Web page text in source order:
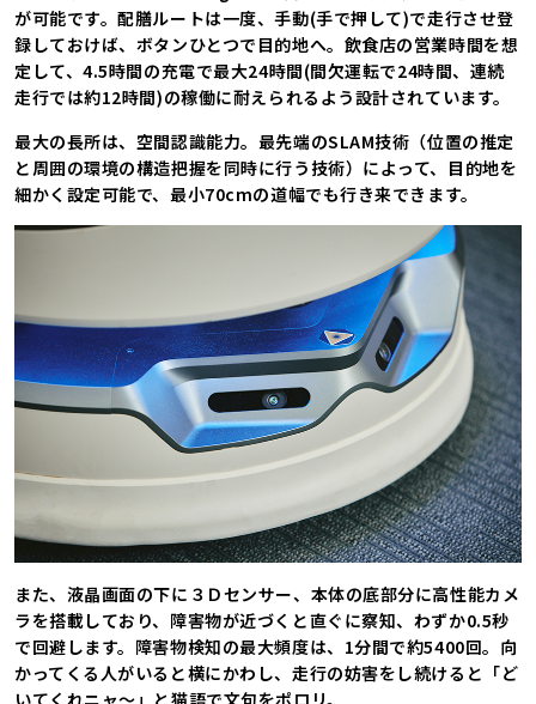
が可能です。配膳ルートは一度、手動(手で押して)で走行させ登
録しておけば、ボタンひとつで目的地へ。飲食店の営業時間を想
定して、4.5時間の充電で最大24時間(間欠運転で24時間、連続
走行では約12時間)の稼働に耐えられるよう設計されています。
最大の長所は、空間認識能力。最先端のSLAM技術（位置の推定
と周囲の環境の構造把握を同時に行う技術）によって、目的地を
細かく設定可能で、最小70cmの道幅でも行き来できます。
また、液晶画面の下に３Ｄセンサー、本体の底部分に高性能カメ
ラを搭載しており、障害物が近づくと直ぐに察知、わずか0.5秒
で回避します。障害物検知の最大頻度は、1分間で約5400回。向
かってくる人がいると横にかわし、走行の妨害をし続けると「ど